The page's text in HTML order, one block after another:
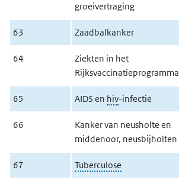
groeivertraging
63 Zaadbalkanker
64
Ziekten in het
Rijksvaccinatieprogramma
65 AIDS en hiv-infectie
66
Kanker van neusholte en
middenoor, neusbijholten
67 Tuberculose